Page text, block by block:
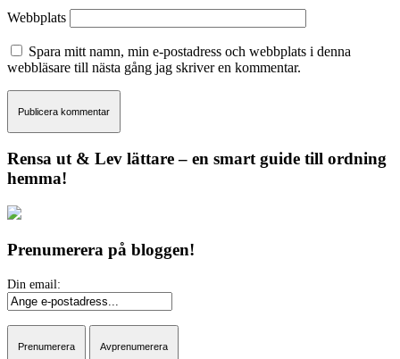
Webbplats
Spara mitt namn, min e-postadress och webbplats i denna
webbläsare till nästa gång jag skriver en kommentar.
Rensa ut & Lev lättare – en smart guide till ordning
hemma!
Prenumerera på bloggen!